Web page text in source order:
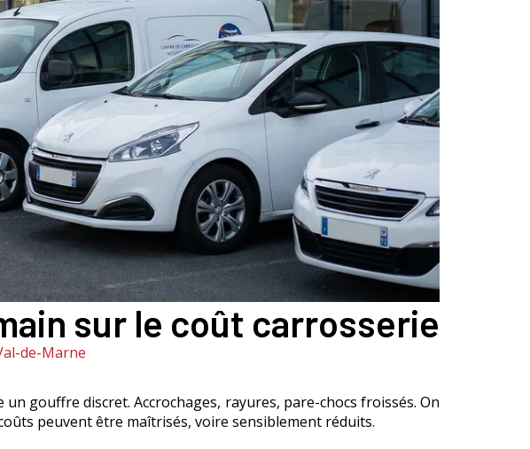
sur le coût carrosserie
de-Marne
un gouffre discret. Accrochages, rayures, pare-chocs froissés. On
peuvent être maîtrisés, voire sensiblement réduits.